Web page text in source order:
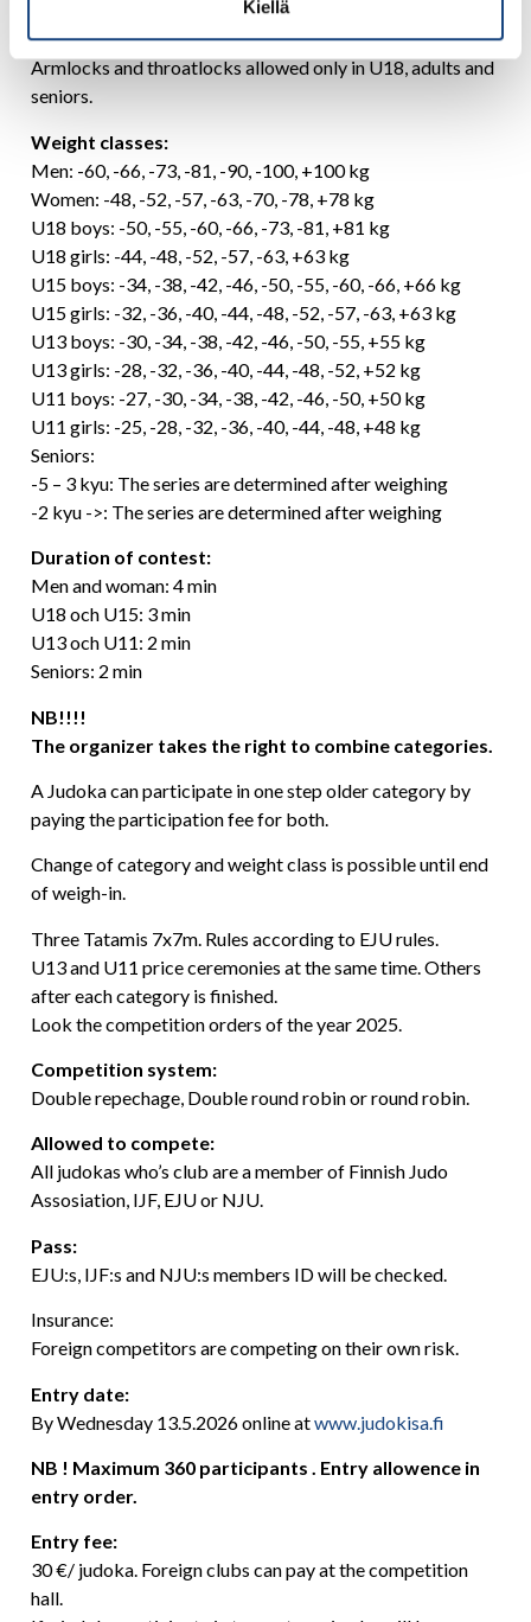
Kiellä
Seniors: year of birth 1996 or earlier
Armlocks and throatlocks allowed only in U18, adults and
seniors.
Weight classes:
Men: -60, -66, -73, -81, -90, -100, +100 kg
Women: -48, -52, -57, -63, -70, -78, +78 kg
U18 boys: -50, -55, -60, -66, -73, -81, +81 kg
U18 girls: -44, -48, -52, -57, -63, +63 kg
U15 boys: -34, -38, -42, -46, -50, -55, -60, -66, +66 kg
U15 girls: -32, -36, -40, -44, -48, -52, -57, -63, +63 kg
U13 boys: -30, -34, -38, -42, -46, -50, -55, +55 kg
U13 girls: -28, -32, -36, -40, -44, -48, -52, +52 kg
U11 boys: -27, -30, -34, -38, -42, -46, -50, +50 kg
U11 girls: -25, -28, -32, -36, -40, -44, -48, +48 kg
Seniors:
-5 – 3 kyu: The series are determined after weighing
-2 kyu ->: The series are determined after weighing
Duration of contest:
Men and woman: 4 min
U18 och U15: 3 min
U13 och U11: 2 min
Seniors: 2 min
NB!!!!
The organizer takes the right to combine categories.
A Judoka can participate in one step older category by
paying the participation fee for both.
Change of category and weight class is possible until end
of weigh-in.
Three Tatamis 7x7m. Rules according to EJU rules.
U13 and U11 price ceremonies at the same time. Others
after each category is finished.
Look the competition orders of the year 2025.
Competition system:
Double repechage, Double round robin or round robin.
Allowed to compete:
All judokas who’s club are a member of Finnish Judo
Assosiation, IJF, EJU or NJU.
Pass:
EJU:s, IJF:s and NJU:s members ID will be checked.
Insurance:
Foreign competitors are competing on their own risk.
Entry date:
By Wednesday 13.5.2026 online atwww.judokisa.fi
NB ! Maximum 360 participants . Entry allowence in
entry order.
Entry fee:
30 €/ judoka. Foreign clubs can pay at the competition
hall.